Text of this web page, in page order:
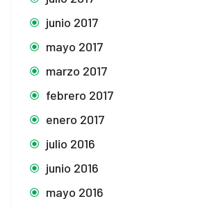
junio 2017
mayo 2017
marzo 2017
febrero 2017
enero 2017
julio 2016
junio 2016
mayo 2016